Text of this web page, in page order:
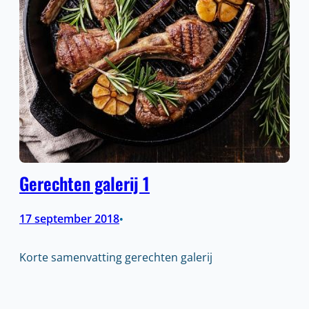
Gerechten galerij 1
17 september 2018•
Korte samenvatting gerechten galerij